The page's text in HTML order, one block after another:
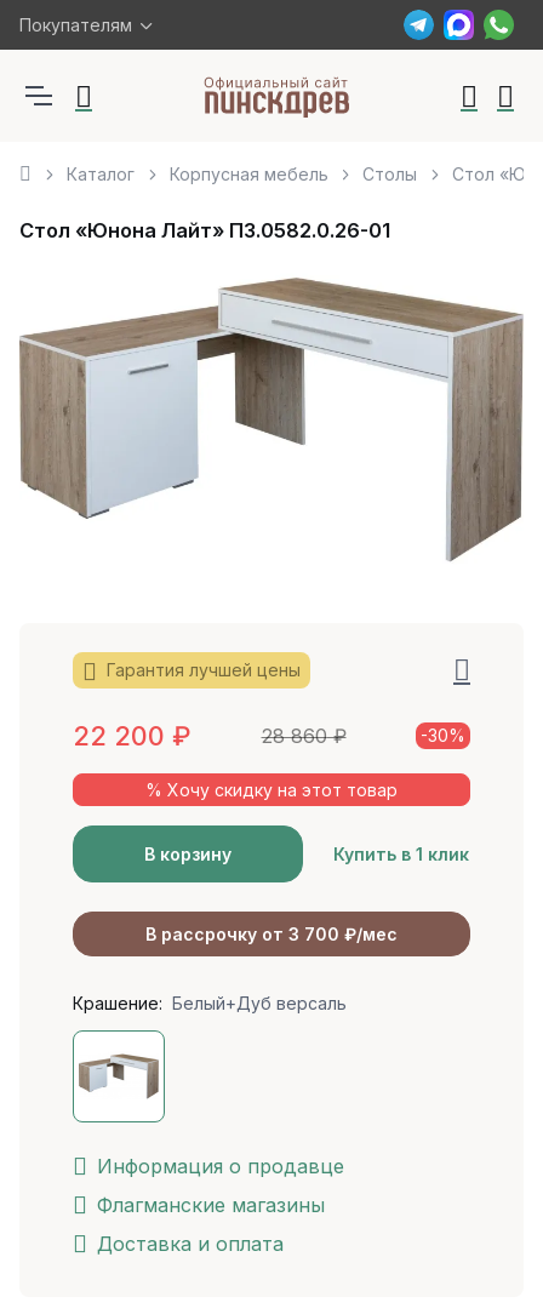
Покупателям
Каталог Корпусная мебель Столы Стол
Стол «Юнона Лайт» П3.0582.0.26-01
Гарантия лучшей цены
22 200 ₽ 28 860₽ -30%
% Хочу скидку на этот товар
В корзину Купить в 1 клик
В рассрочку от 3 700 ₽/мес
Крашение: Белый+Дуб версаль
Информация о продавце
Флагманские магазины
Доставка и оплата